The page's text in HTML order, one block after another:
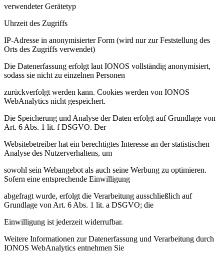
verwendeter Gerätetyp
Uhrzeit des Zugriffs
IP-Adresse in anonymisierter Form (wird nur zur Feststellung des
Orts des Zugriffs verwendet)
Die Datenerfassung erfolgt laut IONOS vollständig anonymisiert,
sodass sie nicht zu einzelnen Personen
zurückverfolgt werden kann. Cookies werden von IONOS
WebAnalytics nicht gespeichert.
Die Speicherung und Analyse der Daten erfolgt auf Grundlage von
Art. 6 Abs. 1 lit. f DSGVO. Der
Websitebetreiber hat ein berechtigtes Interesse an der statistischen
Analyse des Nutzerverhaltens, um
sowohl sein Webangebot als auch seine Werbung zu optimieren.
Sofern eine entsprechende Einwilligung
abgefragt wurde, erfolgt die Verarbeitung ausschließlich auf
Grundlage von Art. 6 Abs. 1 lit. a DSGVO; die
Einwilligung ist jederzeit widerrufbar.
Weitere Informationen zur Datenerfassung und Verarbeitung durch
IONOS WebAnalytics entnehmen Sie